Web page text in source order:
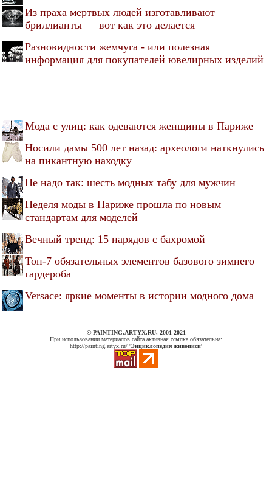
Из праха мертвых людей изготавливают
бриллианты — вот как это делается
Разновидности жемчуга - или полезная
информация для покупателей ювелирных изделий
Мода с улиц: как одеваются женщины в Париже
Носили дамы 500 лет назад: археологи наткнулись
на пикантную находку
Не надо так: шесть модных табу для мужчин
Неделя моды в Париже прошла по новым
стандартам для моделей
Вечный тренд: 15 нарядов с бахромой
Топ-7 обязательных элементов базового зимнего
гардероба
Versace: яркие моменты в истории модного дома
© PAINTING.ARTYX.RU, 2001-2021
При использовании материалов сайта активная ссылка обязательна:
http://painting.artyx.ru/ 'Энциклопедия живописи'